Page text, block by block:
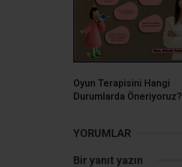
Oyun Terapisini Hangi
Durumlarda Öneriyoruz?
YORUMLAR
Bir yanıt yazın